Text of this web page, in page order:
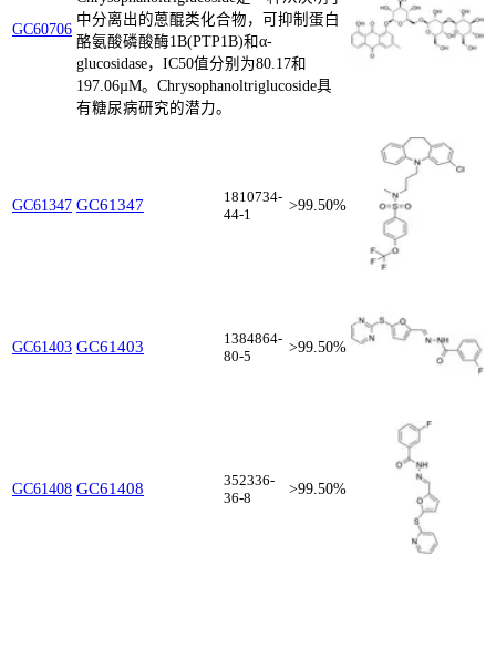
GC60706
中分离出的蒽醌类化合物，可抑制蛋白
酪氨酸磷酸酶1B(PTP1B)和α-
glucosidase，IC50值分别为80.17和
197.06µM。Chrysophanoltriglucoside具
有糖尿病研究的潜力。
GC61347 GC61347
1810734-
44-1
>99.50%
GC61403 GC61403
1384864-
80-5
>99.50%
GC61408 GC61408
352336-
36-8
>99.50%